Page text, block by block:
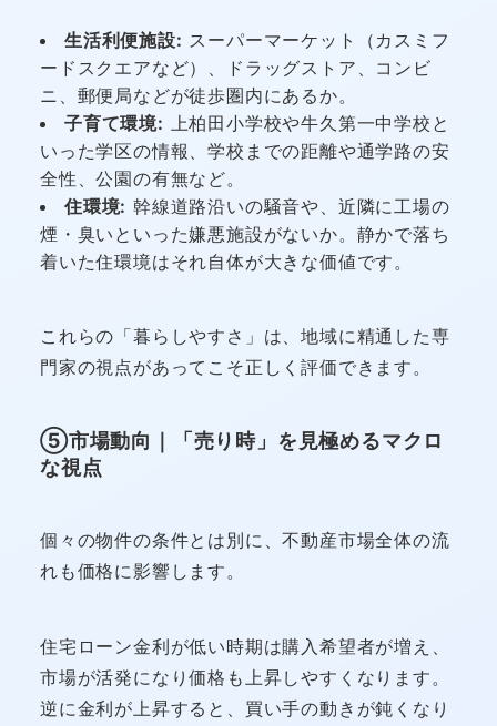
生活利便施設: スーパーマーケット（カスミフ
ードスクエアなど）、ドラッグストア、コンビ
ニ、郵便局などが徒歩圏内にあるか。
子育て環境: 上柏田小学校や牛久第一中学校と
いった学区の情報、学校までの距離や通学路の安
全性、公園の有無など。
住環境: 幹線道路沿いの騒音や、近隣に工場の
煙・臭いといった嫌悪施設がないか。静かで落ち
着いた住環境はそれ自体が大きな価値です。
これらの「暮らしやすさ」は、地域に精通した専
門家の視点があってこそ正しく評価できます。
⑤市場動向｜「売り時」を見極めるマクロ
な視点
個々の物件の条件とは別に、不動産市場全体の流
れも価格に影響します。
住宅ローン金利が低い時期は購入希望者が増え、
市場が活発になり価格も上昇しやすくなります。
逆に金利が上昇すると、買い手の動きが鈍くなり